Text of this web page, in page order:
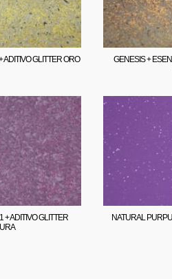
ADITIVO GLITTER ORO
GENESIS +
+ ADITIVO GLITTER
NATURAL